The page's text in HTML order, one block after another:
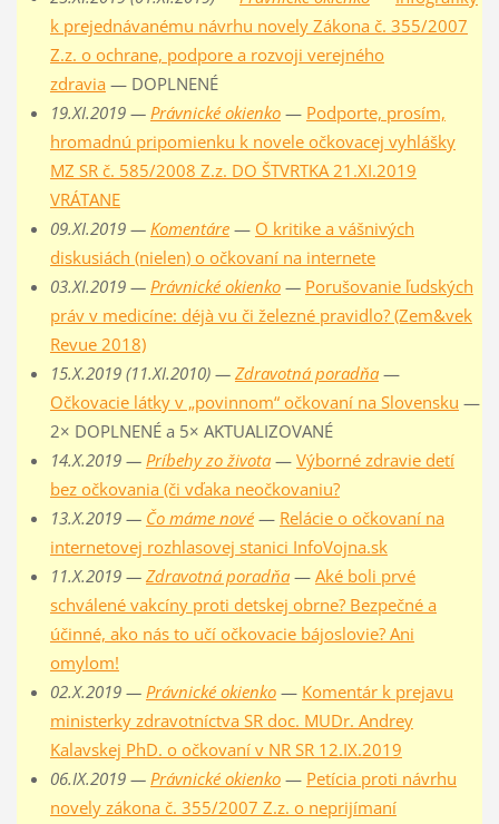
k prejednávanému návrhu novely Zákona č. 355/2007
Z.z. o ochrane, podpore a rozvoji verejného
zdravia — DOPLNENÉ
19.XI.2019 — Právnické okienko— Podporte, prosím,
hromadnú pripomienku k novele očkovacej vyhlášky
MZ SR č. 585/2008 Z.z. DO ŠTVRTKA 21.XI.2019
VRÁTANE
09.XI.2019 — Komentáre— O kritike a vášnivých
diskusiách (nielen) o očkovaní na internete
03.XI.2019 — Právnické okienko— Porušovanie ľudských
práv v medicíne: déjà vu či železné pravidlo? (Zem&vek
Revue 2018)
15.X.2019 (11.XI.2010) — Zdravotná poradňa—
Očkovacie látky v „povinnom“ očkovaní na Slovensku —
2× DOPLNENÉ a 5× AKTUALIZOVANÉ
14.X.2019 — Príbehy zo života— Výborné zdravie detí
bez očkovania (či vďaka neočkovaniu?
13.X.2019 — Čo máme nové— Relácie o očkovaní na
internetovej rozhlasovej stanici InfoVojna.sk
11.X.2019 — Zdravotná poradňa— Aké boli prvé
schválené vakcíny proti detskej obrne? Bezpečné a
účinné, ako nás to učí očkovacie bájoslovie? Ani
omylom!
02.X.2019 — Právnické okienko— Komentár k prejavu
ministerky zdravotníctva SR doc. MUDr. Andrey
Kalavskej PhD. o očkovaní v NR SR 12.IX.2019
06.IX.2019 — Právnické okienko— Petícia proti návrhu
novely zákona č. 355/2007 Z.z. o neprijímaní